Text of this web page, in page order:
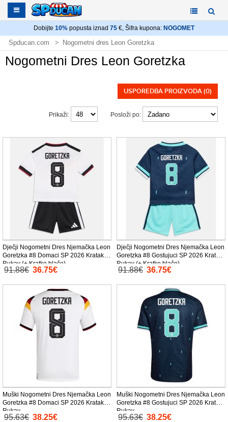
Dobijte 10% popusta iznad 75 €, Šifra kupona: NOGOMET
Spducan.com Nogometni dres Leon Goretzka
Nogometni Dres Leon Goretzka
USPOREDBA PROIZVODA (0)
Posloži po:
Prikaži:
Dječji Nogometni Dres Njemačka Leon
Goretzka #8 Domaci SP 2026 Kratak
Rukav (+ Kratke hlače)
91.88€ 36.75€
Dječji Nogometni Dres Njemačka Leon
Goretzka #8 Gostujuci SP 2026 Kratak
Rukav (+ Kratke hlače)
91.88€ 36.75€
Muški Nogometni Dres Njemačka Leon
Goretzka #8 Domaci SP 2026 Kratak
Rukav
95.63€ 38.25€
Muški Nogometni Dres Njemačka Leon
Goretzka #8 Gostujuci SP 2026 Kratak
Rukav
95.63€ 38.25€